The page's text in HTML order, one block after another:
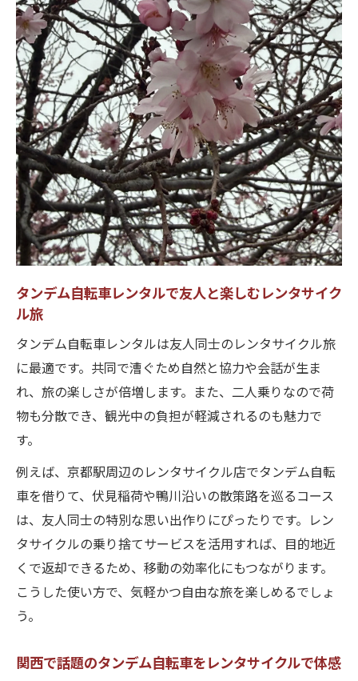
タンデム自転車レンタルで友人と楽しむレンタサイク
ル旅
タンデム自転車レンタルは友人同士のレンタサイクル旅
に最適です。共同で漕ぐため自然と協力や会話が生ま
れ、旅の楽しさが倍増します。また、二人乗りなので荷
物も分散でき、観光中の負担が軽減されるのも魅力で
す。
例えば、京都駅周辺のレンタサイクル店でタンデム自転
車を借りて、伏見稲荷や鴨川沿いの散策路を巡るコース
は、友人同士の特別な思い出作りにぴったりです。レン
タサイクルの乗り捨てサービスを活用すれば、目的地近
くで返却できるため、移動の効率化にもつながります。
こうした使い方で、気軽かつ自由な旅を楽しめるでしょ
う。
関西で話題のタンデム自転車をレンタサイクルで体感